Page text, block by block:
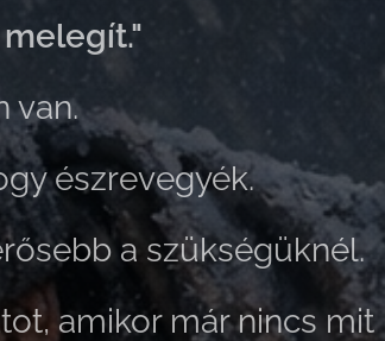
van.
észrevegyék.
a szükségüknél.
amikor már nincs mit